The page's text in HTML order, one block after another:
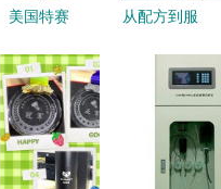
美国特赛
氧化碳检测
仪 提升室
内空气品质
与环境监测
从配方到服
窝定制工厂
监测仪打造
产品差异化